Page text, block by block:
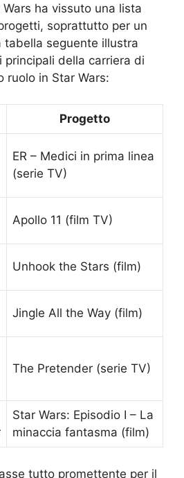
ha vissuto una lista
soprattutto per un
seguente illustra
principali della carriera di
ruolo in Star Wars:
Progetto
ER – Medici in prima linea
(serie TV)
Apollo 11 (film TV)
Unhook the Stars (film)
Jingle All the Way (film)
The Pretender (serie TV)
Star Wars: Episodio I – La
minaccia fantasma (film)
tutto promettente per il